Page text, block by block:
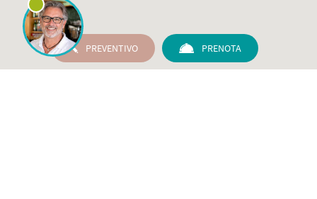
PREVENTIVO PRENOTA